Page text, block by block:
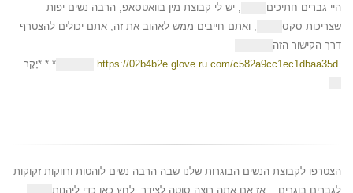
היי גברים חתיכים
, יש לי קבוצת מין בוואטסאפ, הרבה נשים יפות
שצריכות סקס
, ואתם חייבים ממש לאהוב את זה, אתם יכולים להצטרף
דרך הקישור הזה
https://02b4b2e.glove.ru.com/c582a9cc1ec1dbaa35d
* * *יָקָר
הצטרפו לקבוצת הנשים הבוגרות שלנו שבה הרבה נשים לוהטות ורווקות זקוקות
לגברים בוגרים. , אז אם אתה רוצה סוטה לצידך, לחץ כאן כדי ליהנות